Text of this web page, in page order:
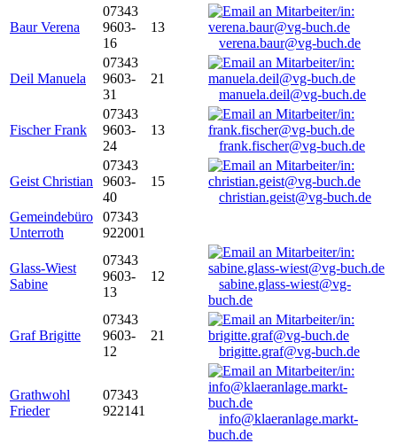
Baur Verena
07343
9603-
16
13
verena.baur@vg-buch.de
Deil Manuela
07343
9603-
31
21
manuela.deil@vg-buch.de
Fischer Frank
07343
9603-
24
13
frank.fischer@vg-buch.de
Geist Christian
07343
9603-
40
15
christian.geist@vg-buch.de
Gemeindebüro
Unterroth
07343
922001
Glass-Wiest
Sabine
07343
9603-
13
12
sabine.glass-wiest@vg-
buch.de
Graf Brigitte
07343
9603-
12
21
brigitte.graf@vg-buch.de
Grathwohl
Frieder
07343
922141
info@klaeranlage.markt-
buch.de